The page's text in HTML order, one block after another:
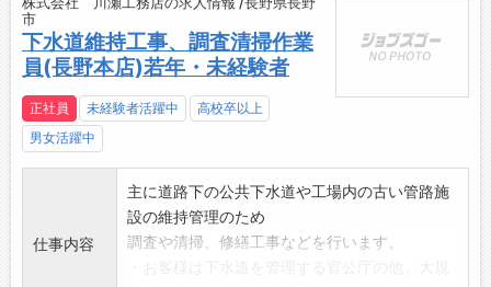
市
下水道維持工事、調査清掃作業
員(長野本店)若年・未経験者
正社員 未経験者活躍中
高校卒以上
男女活躍中
仕事内容
主に道路下の公共下水道や工場内の古い管路施
設の維持管理のため
調査や清掃、修繕工事などを行います。